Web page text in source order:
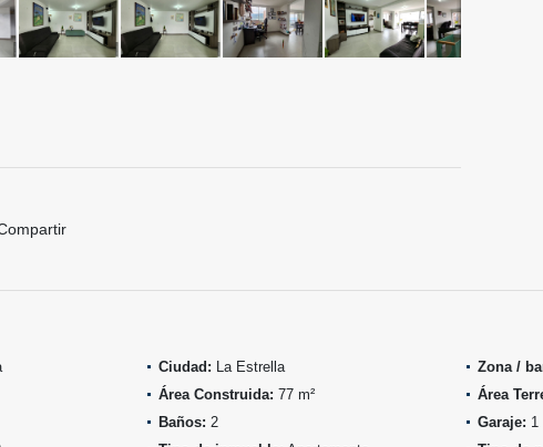
Ciudad: La Estrella Zona /
Área Construida: 77 m² Área
Baños: 2 Garaje: 1